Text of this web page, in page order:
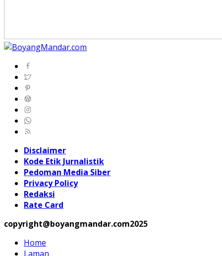
Disclaimer
Kode Etik Jurnalistik
Pedoman Media Siber
Privacy Policy
Redaksi
Rate Card
copyright@boyangmandar.com2025
Home
Laman